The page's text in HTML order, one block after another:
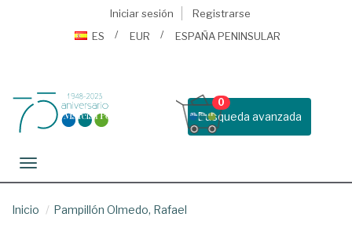
Iniciar sesión
Registrarse
ES
EUR ESPAÑA PENINSULAR
Busqueda avanzada
0
Toggle navigation
Inicio Pampillón Olmedo, Rafael